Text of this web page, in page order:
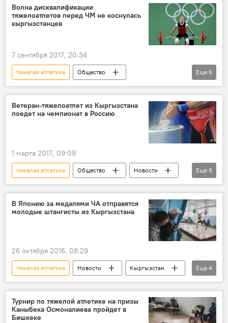
золото
Волна дисквалификации
тяжелоатлетов перед ЧМ не коснулась
кыргызстанцев
7 сентября 2017, 20:34
тяжелая атлетика
Общество
Пресс-дайджест
Новости
спорт
Кыргызстан
Улан Молдодосов
Еще 6
Ветеран-тяжелоатлет из Кыргызстана
поедет на чемпионат в Россию
1 марта 2017, 09:09
тяжелая атлетика Общество
Новости
спорт
В мире
Кыргызстан
Россия
Кыргызская государственная академия физической культуры и спорта
Еще 6
В Японию за медалями ЧА отправятся
молодые штангисты из Кыргызстана
26 октября 2016, 08:29
тяжелая атлетика Новости
Кыргызстан
Общество
спорт
Япония
штанга
Еще 4
Турнир по тяжелой атлетике на призы
Каныбека Осмоналиева пройдет в
Бишкеке